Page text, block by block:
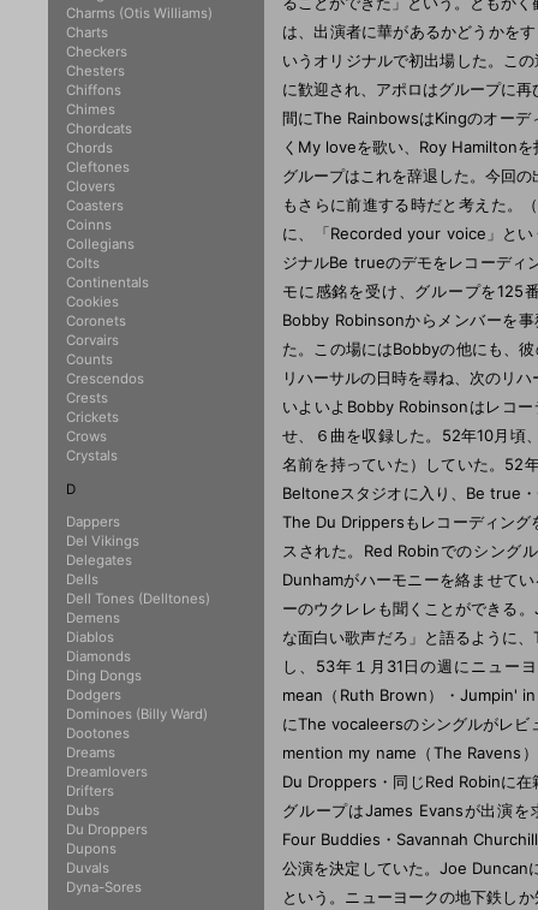
は、出演者に華があるかどうかを
いうオリジナルで初出場した。こ
に歓迎され、アポロはグループに
間にThe RainbowsはKingのオーデ
くMy loveを歌い、Roy Hamiltonを
グループはこれを辞退した。今回
もさらに前進する時だと考えた。
に、「Recorded your voice」とい
ジナルBe trueのデモをレコーディ
モに感銘を受け、グループを125
Bobby Robinsonからメンバーを
た。この場にはBobbyの他にも、
リハーサルの日時を尋ね、次のリ
いよいよBobby Robinsonはレコ
せ、６曲を収録した。52年10月頃
名前を持っていた）していた。52
Beltoneスタジオに入り、Be true
The Du Drippersもレコーディング
スされた。Red Robinでのシング
Dunhamがハーモニーを絡ませて
ーのウクレレも聞くことができる
な面白い歌声だろ」と語るように
し、53年１月31日の週にニュー
mean（Ruth Brown）・Jumpin'
にThe vocaleersのシングルがレ
mention my name（The Ravens
Du Droppers・同じRed Robinに
グループはJames Evansが出演
Four Buddies・Savannah
公演を決定していた。Joe Duncan
という。ニューヨークの地下鉄し
Charms (Otis Williams)
Charts
Checkers
Chesters
Chiffons
Chimes
Chordcats
Chords
Cleftones
Clovers
Coasters
Coinns
Collegians
Colts
Continentals
Cookies
Coronets
Corvairs
Counts
Crescendos
Crests
Crickets
Crows
Crystals
D
Dappers
Del Vikings
Delegates
Dells
Dell Tones (Delltones)
Demens
Diablos
Diamonds
Ding Dongs
Dodgers
Dominoes (Billy Ward)
Dootones
Dreams
Dreamlovers
Drifters
Dubs
Du Droppers
Dupons
Duvals
Dyna-Sores